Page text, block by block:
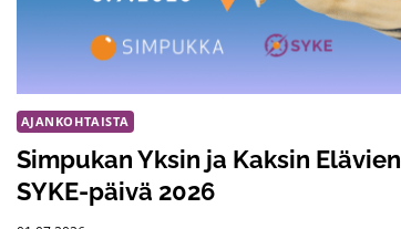
AJANKOHTAISTA
Simpukan Yksin ja Kaksin Elävien
SYKE-päivä 2026